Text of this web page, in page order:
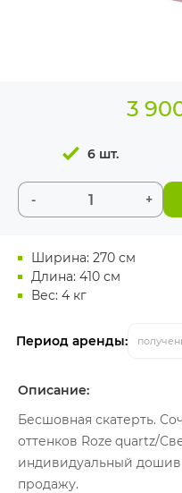
Ширина: 270 см
Длина: 410 см
Вес: 4 кг
Период аренды:
3
- +
6 шт.
Описание:
Бесшовная скатерть.
оттенков Roze quartz/
индивидуальный
продажу.